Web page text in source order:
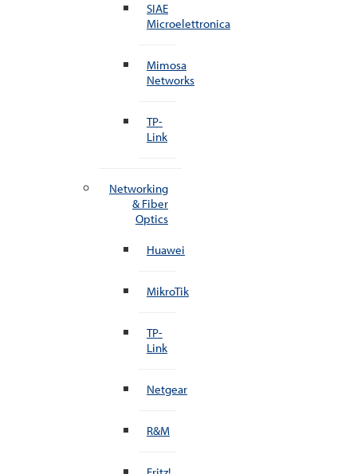
SIAE
Microelettronica
Mimosa
Networks
TP-
Link
Networking
& Fiber
Optics
Huawei
MikroTik
TP-
Link
Netgear
R&M